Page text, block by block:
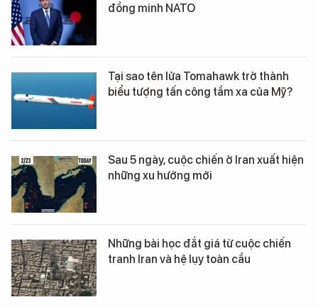
đồng minh NATO
Tại sao tên lửa Tomahawk trở thành
biểu tượng tấn công tầm xa của Mỹ?
Sau 5 ngày, cuộc chiến ở Iran xuất hiện
những xu hướng mới
Những bài học đắt giá từ cuộc chiến
tranh Iran và hệ lụy toàn cầu